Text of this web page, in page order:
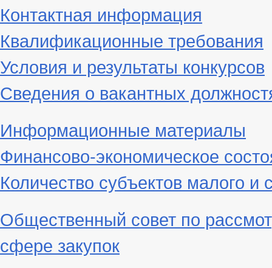
Контактная информация
Квалификационные требования
Условия и результаты конкурсов
Сведения о вакантных
Информационные материалы
Финансово-экономическое
Количество субъектов малого и
Общественный совет по
сфере закупок